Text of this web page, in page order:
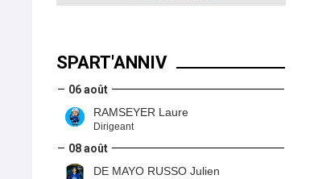
SPART'ANNIV
06 août
RAMSEYER Laure
Dirigeant
08 août
DE MAYO RUSSO Julien